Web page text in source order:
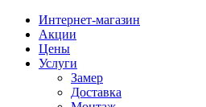
Интернет-магазин
Акции
Цены
Услуги
Замер
Доставка